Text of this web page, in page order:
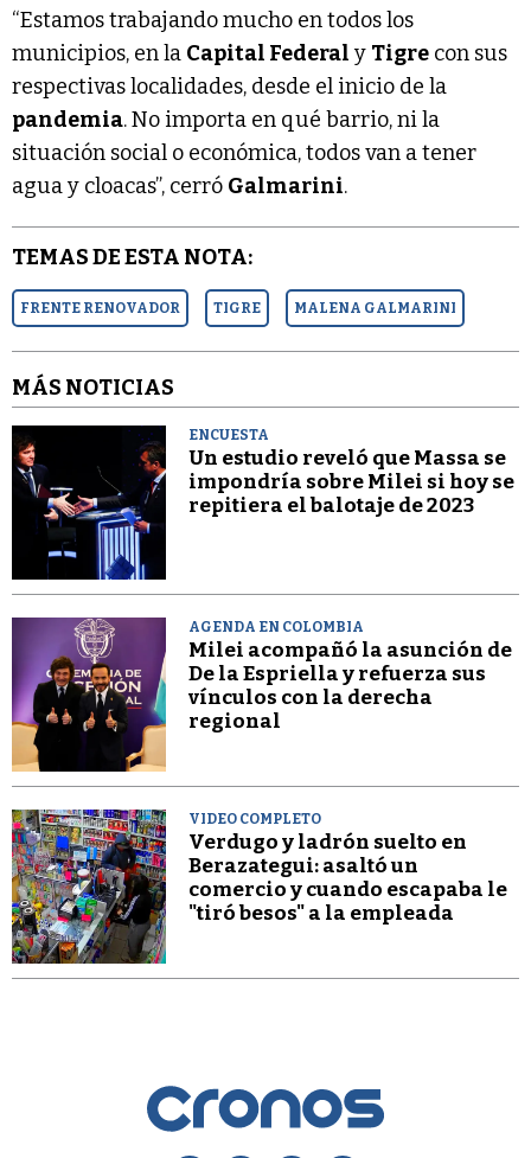
“Estamos trabajando mucho en todos los
municipios, en la Capital Federal y Tigre con sus
respectivas localidades, desde el inicio de la
pandemia. No importa en qué barrio, ni la
situación social o económica, todos van a tener
agua y cloacas”, cerró Galmarini.
TEMAS DE ESTA NOTA:
FRENTE RENOVADOR TIGRE MALENA GALMARINI
MÁS NOTICIAS
ENCUESTA
Un estudio reveló que Massa se
impondría sobre Milei si hoy se
repitiera el balotaje de 2023
AGENDA EN COLOMBIA
Milei acompañó la asunción de
De la Espriella y refuerza sus
vínculos con la derecha
regional
VIDEO COMPLETO
Verdugo y ladrón suelto en
Berazategui: asaltó un
comercio y cuando escapaba le
"tiró besos" a la empleada